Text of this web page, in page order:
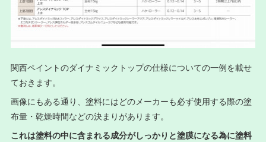
関西ペイントのダイナミックトップの仕様についての一例を載せ
ておきます。
画像にもある通り、塗料にはどのメーカーも必ず使用する際の塗
布量・乾燥時間などの決まりがあります。
これは塗料の中に含まれる成分がしっかりと塗膜になる為に塗料